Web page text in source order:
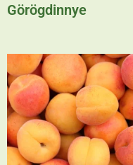
Görögdinnye